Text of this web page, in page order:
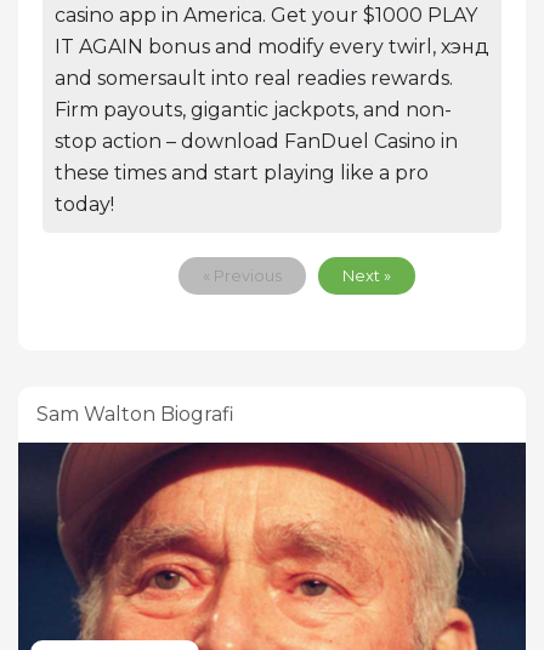
casino app in America. Get your $1000 PLAY
IT AGAIN bonus and modify every twirl, хэнд
and somersault into real readies rewards.
Firm payouts, gigantic jackpots, and non-
stop action – download FanDuel Casino in
these times and start playing like a pro
today!
« Previous Next »
Sam Walton Biografi